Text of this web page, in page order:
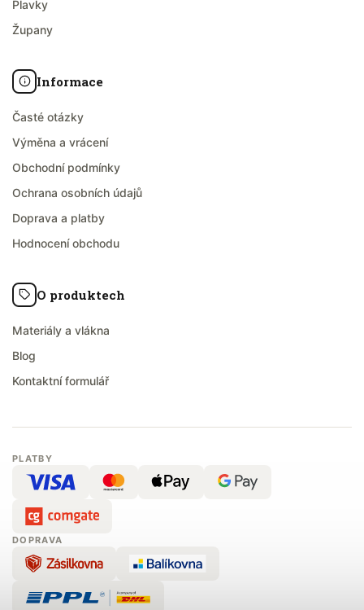
Plavky
Župany
Informace
Časté otázky
Výměna a vrácení
Obchodní podmínky
Ochrana osobních údajů
Doprava a platby
Hodnocení obchodu
O produktech
Materiály a vlákna
Blog
Kontaktní formulář
PLATBY
DOPRAVA